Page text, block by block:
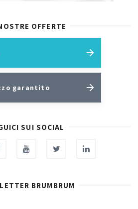
OFFERTE
garantito
SUI SOCIAL
BRUMBRUM